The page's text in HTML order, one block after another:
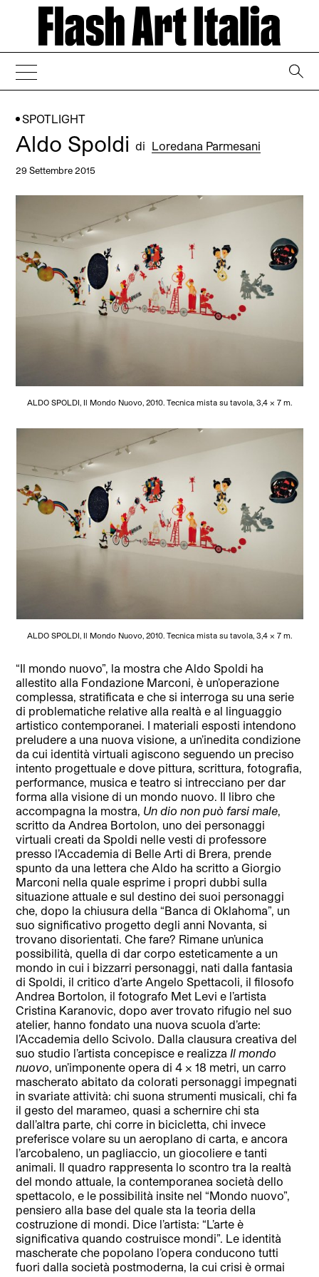
SPOTLIGHT
Aldo Spoldidi Loredana Parmesani
29 Settembre 2015
ALDO SPOLDI, Il Mondo Nuovo, 2010. Tecnica mista su tavola, 3,4 x 7 m.
ALDO SPOLDI, Il Mondo Nuovo, 2010. Tecnica mista su tavola, 3,4 x 7 m.
“Il mondo nuovo”, la mostra che Aldo Spoldi ha
allestito alla Fondazione Marconi, è un’operazione
complessa, stratificata e che si interroga su una serie
di problematiche relative alla realtà e al linguaggio
artistico contemporanei. I materiali esposti intendono
preludere a una nuova visione, a un’inedita condizione
da cui identità virtuali agiscono seguendo un preciso
intento progettuale e dove pittura, scrittura, fotografia,
performance, musica e teatro si intrecciano per dar
forma alla visione di un mondo nuovo. Il libro che
accompagna la mostra, Un dio non può farsi male,
scritto da Andrea Bortolon, uno dei personaggi
virtuali creati da Spoldi nelle vesti di professore
presso l’Accademia di Belle Arti di Brera, prende
spunto da una lettera che Aldo ha scritto a Giorgio
Marconi nella quale esprime i propri dubbi sulla
situazione attuale e sul destino dei suoi personaggi
che, dopo la chiusura della “Banca di Oklahoma”, un
suo significativo progetto degli anni Novanta, si
trovano disorientati. Che fare? Rimane un’unica
possibilità, quella di dar corpo esteticamente a un
mondo in cui i bizzarri personaggi, nati dalla fantasia
di Spoldi, il critico d’arte Angelo Spettacoli, il filosofo
Andrea Bortolon, il fotografo Met Levi e l’artista
Cristina Karanovic, dopo aver trovato rifugio nel suo
atelier, hanno fondato una nuova scuola d’arte:
l’Accademia dello Scivolo. Dalla clausura creativa del
suo studio l’artista concepisce e realizzaIl mondo
nuovo, un’imponente opera di 4 x 18 metri, un carro
mascherato abitato da colorati personaggi impegnati
in svariate attività: chi suona strumenti musicali, chi fa
il gesto del marameo, quasi a schernire chi sta
dall’altra parte, chi corre in bicicletta, chi invece
preferisce volare su un aeroplano di carta, e ancora
l’arcobaleno, un pagliaccio, un giocoliere e tanti
animali. Il quadro rappresenta lo scontro tra la realtà
del mondo attuale, la contemporanea società dello
spettacolo, e le possibilità insite nel “Mondo nuovo”,
pensiero alla base del quale sta la teoria della
costruzione di mondi. Dice l’artista: “L’arte è
significativa quando costruisce mondi”. Le identità
mascherate che popolano l’opera conducono tutti
fuori dalla società postmoderna, la cui crisi è ormai